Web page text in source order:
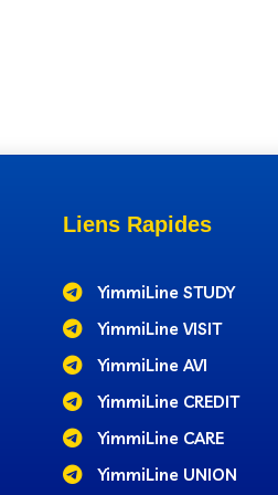
Liens Rapides

YimmiLine STUDY

YimmiLine VISIT

YimmiLine AVI

YimmiLine CREDIT

YimmiLine CARE

YimmiLine UNION